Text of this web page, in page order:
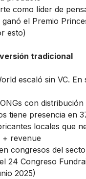
como líder de
el Premio
esto)
tradicional
escaló sin VC. En
con distribución
tiene presencia en
locales que
revenue
congresos del
24 Congreso
2025)